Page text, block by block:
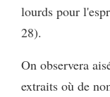
lourds pour
28).
On observera
extraits où de